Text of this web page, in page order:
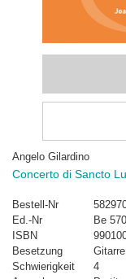
Angelo Gilardino
Concerto di Sancto
Bestell-Nr
Ed.-Nr
Be
ISBN
Besetzung
Schwierigkeit
4